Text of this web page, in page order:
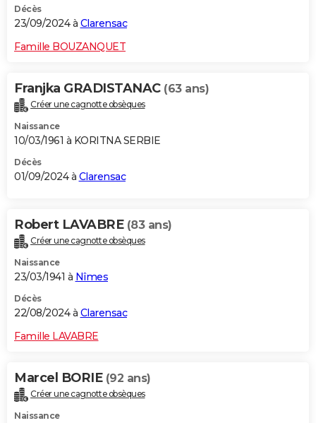
Décès
23/09/2024 à Clarensac
Famille BOUZANQUET
Franjka GRADISTANAC (63 ans)
Créer une cagnotte obsèques
Naissance
10/03/1961 à KORITNA SERBIE
Décès
01/09/2024 à Clarensac
Robert LAVABRE (83 ans)
Créer une cagnotte obsèques
Naissance
23/03/1941 à Nîmes
Décès
22/08/2024 à Clarensac
Famille LAVABRE
Marcel BORIE (92 ans)
Créer une cagnotte obsèques
Naissance